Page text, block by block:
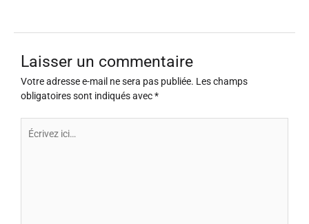
Laisser un commentaire
Votre adresse e-mail ne sera pas publiée. Les champs
obligatoires sont indiqués avec*
ici…